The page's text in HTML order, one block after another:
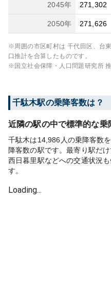
2045年 271,302
2050年 271,626
※周囲の市区町村は 千代田区、台
口推計を合算したものです。
※国立社会保障・人口問題研究所 推
千駄木駅の乗降客数は？
近隣の駅の中で標準的な乗
千駄木は14,986人の乗降客数
降客数の駅です。最寄り駅だ
西日暮里駅などへの交通状況
す。
Loading...